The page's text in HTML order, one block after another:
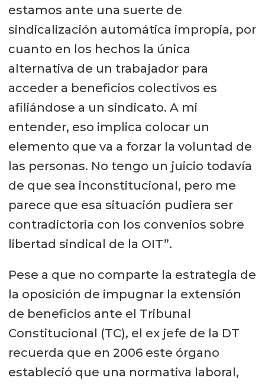
estamos ante una suerte de
sindicalización automática impropia, por
cuanto en los hechos la única
alternativa de un trabajador para
acceder a beneficios colectivos es
afiliándose a un sindicato. A mi
entender, eso implica colocar un
elemento que va a forzar la voluntad de
las personas. No tengo un juicio todavía
de que sea inconstitucional, pero me
parece que esa situación pudiera ser
contradictoria con los convenios sobre
libertad sindical de la OIT”.
Pese a que no comparte la estrategia de
la oposición de impugnar la extensión
de beneficios ante el Tribunal
Constitucional (TC), el ex jefe de la DT
recuerda que en 2006 este órgano
estableció que una normativa laboral,